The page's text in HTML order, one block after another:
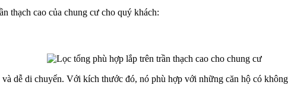
thạch cao của chung cư cho quý khách:
dễ di chuyển. Với kích thước đó, nó phù hợp với những căn hộ có